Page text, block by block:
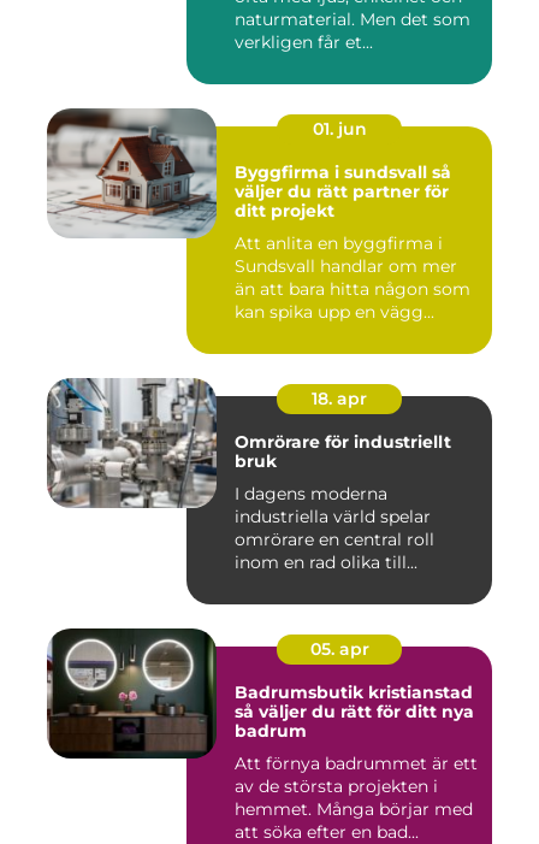
naturmaterial. Men det som
verkligen får et...
01. jun
Byggfirma i sundsvall så
väljer du rätt partner för
ditt projekt
Att anlita en byggfirma i
Sundsvall handlar om mer
än att bara hitta någon som
kan spika upp en vägg...
18. apr
Omrörare för industriellt
bruk
I dagens moderna
industriella värld spelar
omrörare en central roll
inom en rad olika till...
05. apr
Badrumsbutik kristianstad
så väljer du rätt för ditt nya
badrum
Att förnya badrummet är ett
av de största projekten i
hemmet. Många börjar med
att söka efter en bad...